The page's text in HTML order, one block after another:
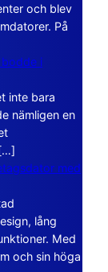
och blev
På
bodde i
inte bara
nämligen en
med
lång
Med
och sin höga